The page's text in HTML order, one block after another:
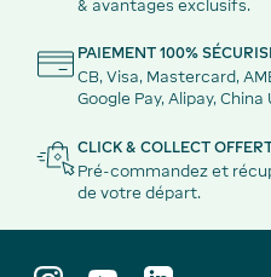
& avantages exclusifs.
PAIEMENT 100%
CB, Visa, Mastercard,
Google Pay, Alipay, China
CLICK & COLLECT
Pré-commandez et
de votre départ.